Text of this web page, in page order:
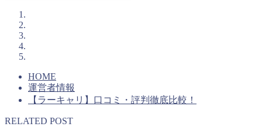
HOME
運営者情報
【ラーキャリ】口コミ・評判徹底比較！
RELATED POST